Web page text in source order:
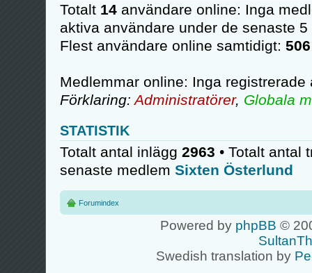
Totalt 14 användare online: Inga
aktiva användare under de senaste
Flest användare online samtidigt: 506
Medlemmar online: Inga registrerade
Förklaring: Administratörer, Globala
STATISTIK
Totalt antal inlägg 2963 • Totalt antal
senaste medlem Sixten Österlund
Forumindex
Powered by phpBB ©
Swedish translation by